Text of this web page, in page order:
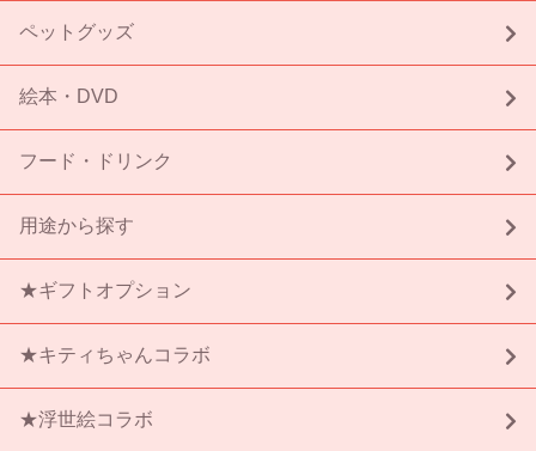
ペットグッズ
絵本・DVD
フード・ドリンク
用途から探す
★ギフトオプション
★キティちゃんコラボ
★浮世絵コラボ